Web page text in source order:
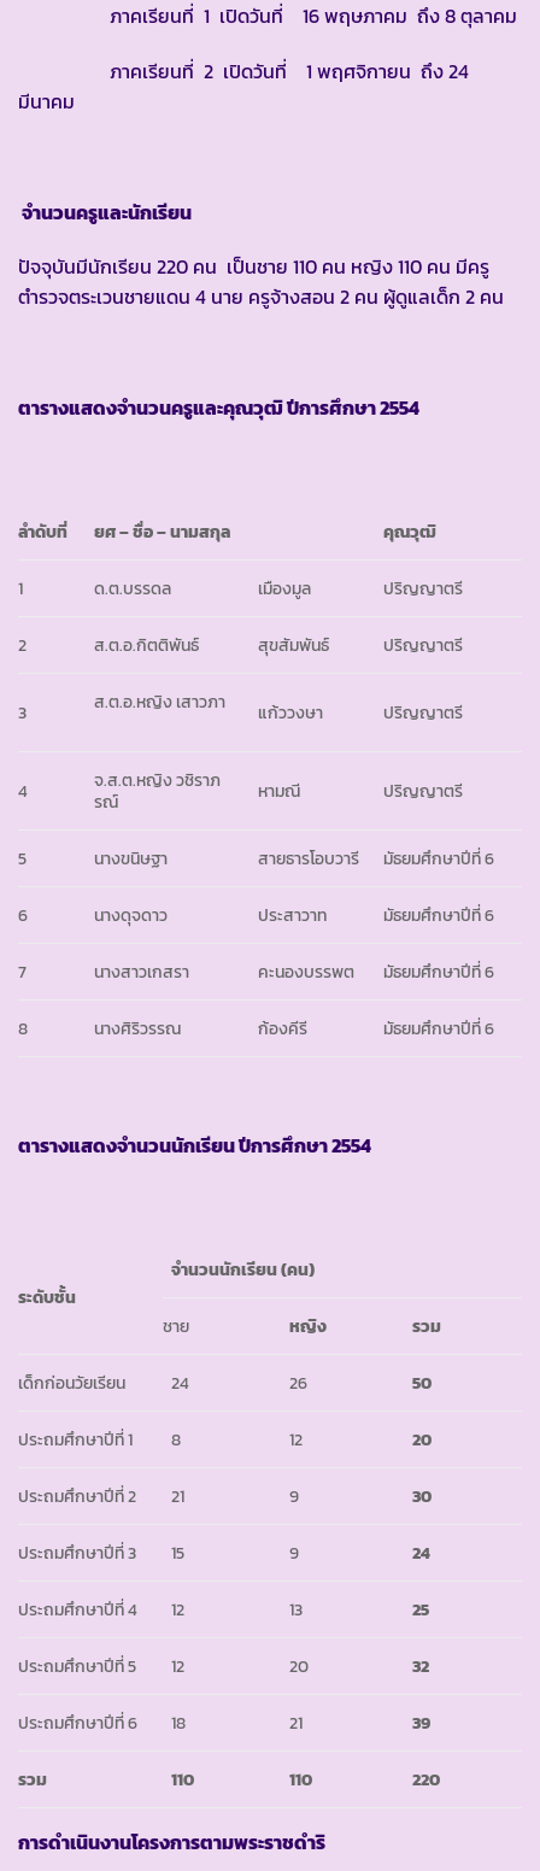
ภาคเรียนที่ 1 เปิดวันที่ 16 พฤษภาคม ถึง 8 ตุลาคม
ภาคเรียนที่ 2 เปิดวันที่ 1 พฤศจิกายน ถึง 24
มีนาคม
จำนวนครูและนักเรียน
ปัจจุบันมีนักเรียน 220 คน เป็นชาย 110 คน หญิง 110 คน มีครู
ตำรวจตระเวนชายแดน 4 นาย ครูจ้างสอน 2 คน ผู้ดูแลเด็ก 2 คน
ตารางแสดงจำนวนครูและคุณวุฒิ ปีการศึกษา2554
ลำดับที่ ยศ – ชื่อ – นามสกุล คุณวุฒิ
1 ด.ต.บรรดล เมืองมูล ปริญญาตรี
2 ส.ต.อ.กิตติพันธ์ สุขสัมพันธ์ ปริญญาตรี
3 ส.ต.อ.หญิง เสาวภา แก้ววงษา ปริญญาตรี
4
จ.ส.ต.หญิง วชิราภ
รณ์
หามณี ปริญญาตรี
5 นางขนิษฐา สายธารโอบวารี มัธยมศึกษาปีที่ 6
6 นางดุจดาว ประสาวาท มัธยมศึกษาปีที่ 6
7 นางสาวเกสรา คะนองบรรพต มัธยมศึกษาปีที่ 6
8 นางศิริวรรณ ก้องคีรี มัธยมศึกษาปีที่ 6
ตารางแสดงจำนวนนักเรียน ปีการศึกษา2554
ระดับชั้น
จำนวนนักเรียน (คน)
ชาย หญิง รวม
เด็กก่อนวัยเรียน 24 26 50
ประถมศึกษาปีที่ 1 8 12 20
ประถมศึกษาปีที่ 2 21 9 30
ประถมศึกษาปีที่ 3 15 9 24
ประถมศึกษาปีที่ 4 12 13 25
ประถมศึกษาปีที่ 5 12 20 32
ประถมศึกษาปีที่ 6 18 21 39
รวม 110 110 220
การดำเนินงานโครงการตามพระราชดำริ